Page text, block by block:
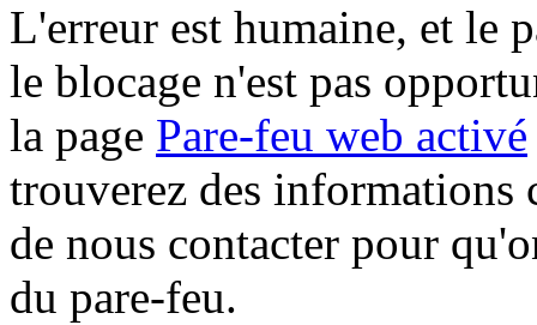
L'erreur est humaine, et le
le blocage n'est pas
la page Pare-feu web activé
trouverez des informations
de nous contacter pour
du pare-feu.